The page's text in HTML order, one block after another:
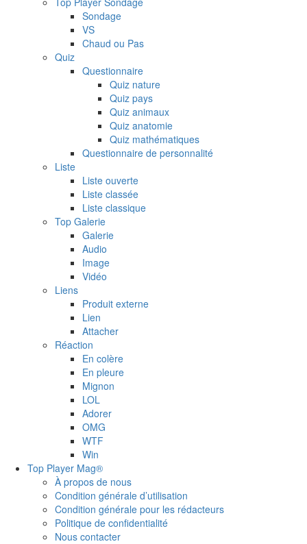
Sondage
VS
Chaud ou Pas
Quiz
Questionnaire
Quiz nature
Quiz pays
Quiz animaux
Quiz anatomie
Quiz mathématiques
Questionnaire de personnalité
Liste
Liste ouverte
Liste classée
Liste classique
Top Galerie
Galerie
Audio
Image
Vidéo
Liens
Produit externe
Lien
Attacher
Réaction
En colère
En pleure
Mignon
LOL
Adorer
OMG
WTF
Win
Top Player Mag®
À propos de nous
Condition générale d’utilisation
Condition générale pour les rédacteurs
Politique de confidentialité
Nous contacter